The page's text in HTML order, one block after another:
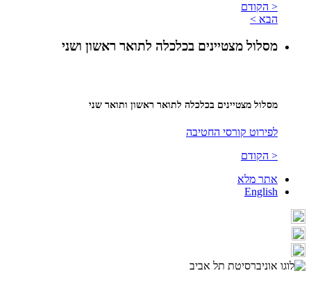
< הקודם
הבא >
מסלול מצטיינים בכלכלה לתואר ראשון ושני
מסלול מצטיינים בכלכלה לתואר ראשון ותואר שני
לפירוט קורסי החטיבה
< הקודם
אתר מלא
English